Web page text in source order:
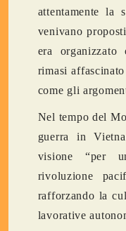
attentamente la
venivano
era
rimasi
come gli
Nel tempo del
guerra in
visione “per
rivoluzione
rafforzando la
lavorative